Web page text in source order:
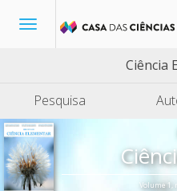
Toggle
Ciência
Pesquisa
Volume 1,